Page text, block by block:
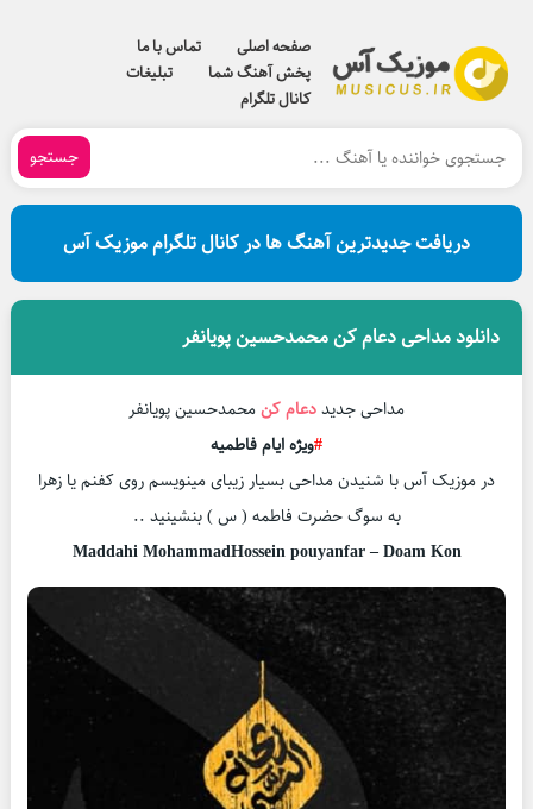
صفحه اصلی
تماس با ما
پخش آهنگ شما
تبلیغات
کانال تلگرام
جستجو
دریافت جدیدترین آهنگ ها در کانال تلگرام موزیک آس
دانلود مداحی دعام کن محمدحسین پویانفر
مداحی جدیددعام کنمحمدحسین پویانفر
#ویژه ایام فاطمیه
در موزیک آس با شنیدن مداحی بسیار زیبای مینویسم روی کفنم یا زهرا
به سوگ حضرت فاطمه ( س ) بنشینید ..
Maddahi MohammadHossein pouyanfar – Doam Kon